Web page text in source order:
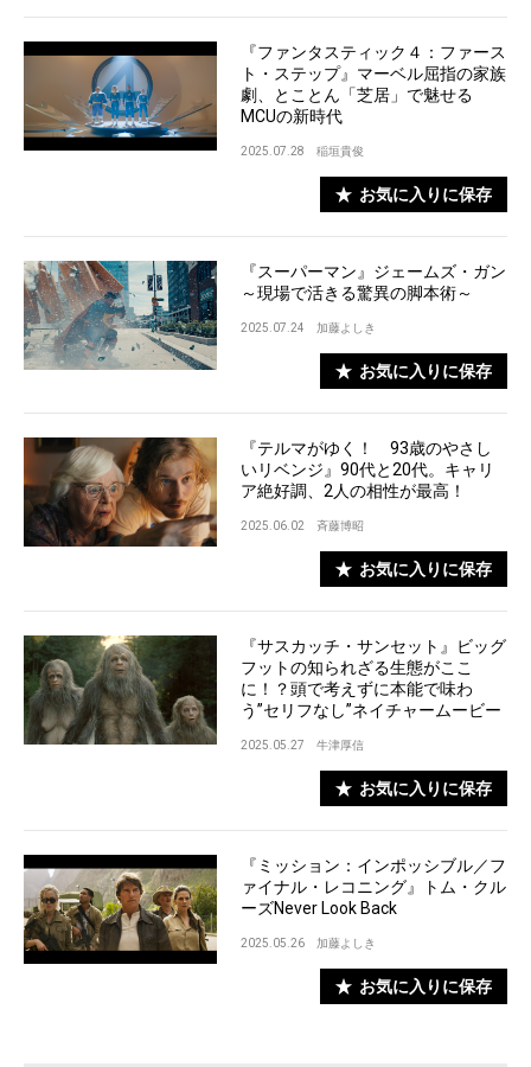
『ファンタスティック４：ファース
ト・ステップ』マーベル屈指の家族
劇、とことん「芝居」で魅せる
MCUの新時代
2025.07.28 稲垣貴俊
お気に入りに保存
『スーパーマン』ジェームズ・ガン
～現場で活きる驚異の脚本術～
2025.07.24 加藤よしき
お気に入りに保存
『テルマがゆく！ 93歳のやさし
いリベンジ』90代と20代。キャリ
ア絶好調、2人の相性が最高！
2025.06.02 斉藤博昭
お気に入りに保存
『サスカッチ・サンセット』ビッグ
フットの知られざる生態がここ
に！？頭で考えずに本能で味わ
う”セリフなし”ネイチャームービー
2025.05.27 牛津厚信
お気に入りに保存
『ミッション：インポッシブル／フ
ァイナル・レコニング』トム・クル
ーズNever Look Back
2025.05.26 加藤よしき
お気に入りに保存